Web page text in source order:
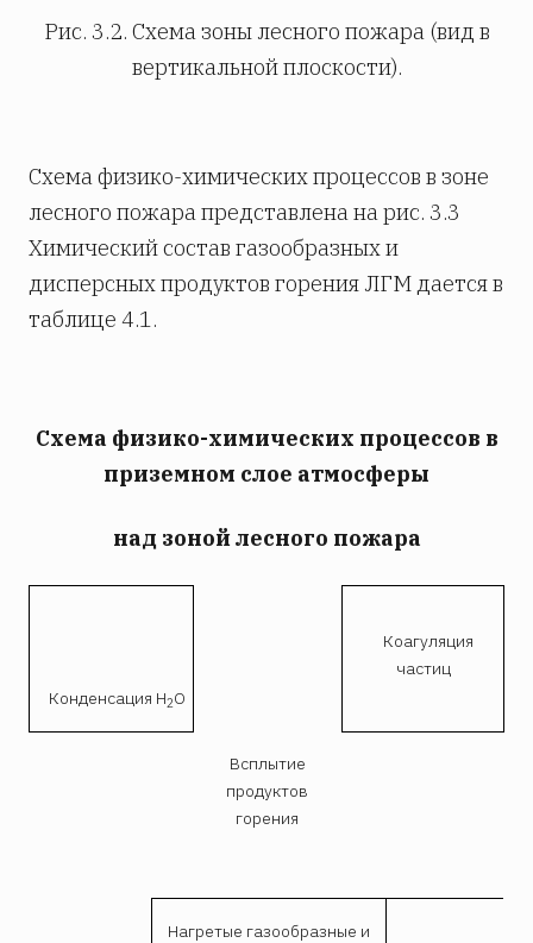
Рис. 3.2. Схема зоны лесного пожара (вид в
вертикальной плоскости).
Схема физико-химических процессов в зоне
лесного пожара представлена на рис. 3.3
Химический состав газообразных и
дисперсных продуктов горения ЛГМ дается в
таблице 4.1.
Схема физико-химических процессов в
приземном слое атмосферы
над зоной лесного пожара
Конденсация Н2О
Коагуляция
частиц
Всплытие
продуктов
горения
Нагретые газообразные и